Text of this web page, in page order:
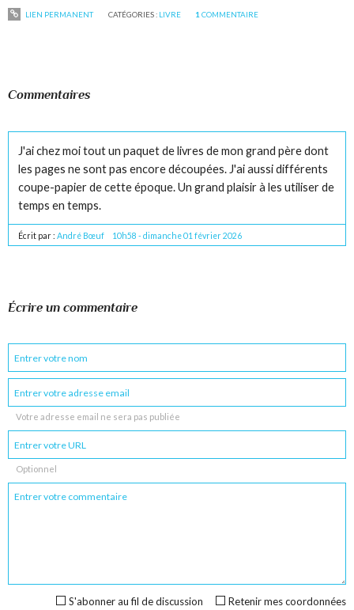
LIEN PERMANENT CATÉGORIES : LIVRE 1 COMMENTAIRE
Commentaires
J'ai chez moi tout un paquet de livres de mon grand père dont
les pages ne sont pas encore découpées. J'ai aussi différents
coupe-papier de cette époque. Un grand plaisir à les utiliser de
temps en temps.
Écrit par :André Bœuf 10h58 -dimanche 01 février 2026
Écrire un commentaire
Votre adresse email ne sera pas publiée
Optionnel
Retenir mes coordonnées
S'abonner au fil de discussion